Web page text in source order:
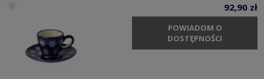
92,90 zł
POWIADOM O
DOSTĘPNOŚCI